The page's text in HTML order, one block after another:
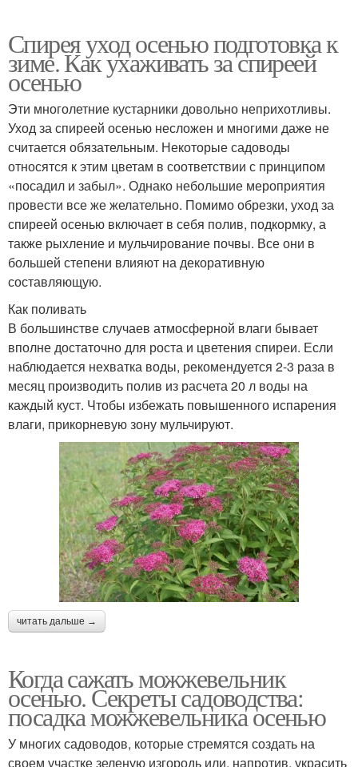
Спирея уход осенью подготовка к
зиме. Как ухаживать за спиреей
осенью
Эти многолетние кустарники довольно неприхотливы.
Уход за спиреей осенью несложен и многими даже не
считается обязательным. Некоторые садоводы
относятся к этим цветам в соответствии с принципом
«посадил и забыл». Однако небольшие мероприятия
провести все же желательно. Помимо обрезки, уход за
спиреей осенью включает в себя полив, подкормку, а
также рыхление и мульчирование почвы. Все они в
большей степени влияют на декоративную
составляющую.
Как поливать
В большинстве случаев атмосферной влаги бывает
вполне достаточно для роста и цветения спиреи. Если
наблюдается нехватка воды, рекомендуется 2-3 раза в
месяц производить полив из расчета 20 л воды на
каждый куст. Чтобы избежать повышенного испарения
влаги, прикорневую зону мульчируют.
читать дальше →
Когда сажать можжевельник
осенью. Секреты садоводства:
посадка можжевельника осенью
У многих садоводов, которые стремятся создать на
своем участке зеленую изгородь или, напротив, украсить